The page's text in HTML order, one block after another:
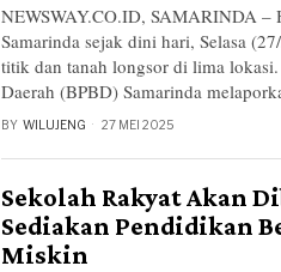
NEWSWAY.CO.ID, SAMARINDA –
Samarinda sejak dini hari, Selasa
titik dan tanah longsor di lima
Daerah (BPBD) Samarinda
BY WILUJENG 27 MEI 2025
Sekolah Rakyat Akan
Sediakan Pendidikan
Miskin